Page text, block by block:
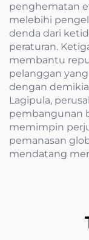
penghematan
melebihi
denda dari
peraturan.
membantu
pelanggan
dengan
Lagipula,
pembangunan
memimpin
pemanasan
mendatang